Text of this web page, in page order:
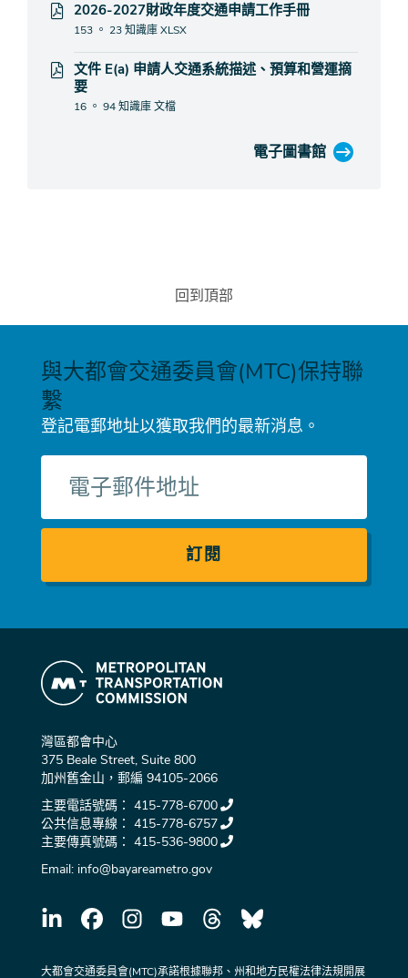
2026-2027財政年度交通申請工作手冊
153 。 23 知識庫XLSX
文件 E(a) 申請人交通系統描述、預算和營運摘
要
16 。 94 知識庫文檔
電子圖書館
回到頂部
與大都會交通委員會(MTC)保持聯
繫
登記電郵地址以獲取我們的最新消息。
郵
件
灣區都會中心
375 Beale Street, Suite 800
加州舊金山，郵編 94105-2066
主要電話號碼： 415-778-6700
公共信息專線： 415-778-6757
主要傳真號碼： 415-536-9800
Email: info@bayareametro.gov
大都會交通委員會(MTC)承諾根據聯邦、州和地方民權法律法規開展